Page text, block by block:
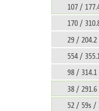
107 /
170 /
29 / 204.2
554 /
98 / 314.1
38 / 291.6
52 / 59s /